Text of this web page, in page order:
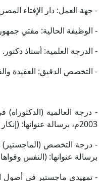
- جهة العمل: دار الإفتاء
- الوظيفة الحالية: مفتي
- الدرجة العلمية: أستاذ دكتور.
- التخصص الدقيق: العقيدة
- درجة العالمية
2003م، برسالة عنوانها: (إنكار الغيب وخطره على الفكر الإنساني).
برسالة عنوانها: (النفس
- تمهيدي ماجستير في أصول